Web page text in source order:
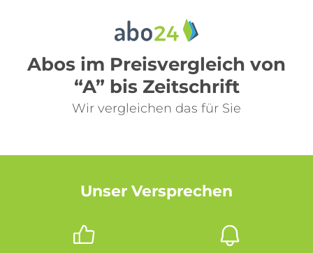
Abos im Preisvergleich von
“A” bis Zeitschrift
Wir vergleichen das für Sie
Unser Versprechen